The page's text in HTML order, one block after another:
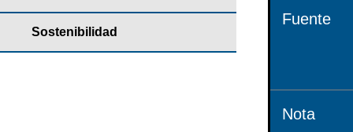
Sostenibilidad
Fuente
Nota